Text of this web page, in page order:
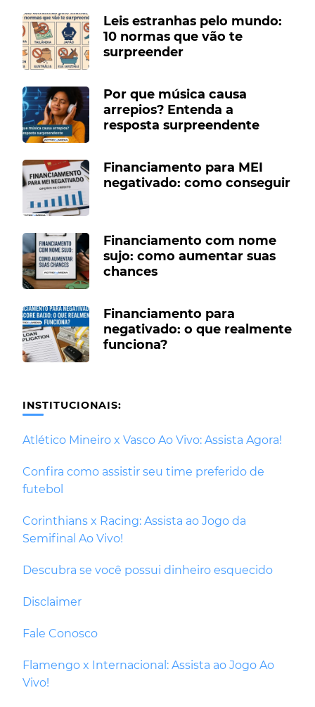
Leis estranhas pelo mundo:
10 normas que vão te
surpreender
Por que música causa
arrepios? Entenda a
resposta surpreendente
Financiamento para MEI
negativado: como conseguir
Financiamento com nome
sujo: como aumentar suas
chances
Financiamento para
negativado: o que realmente
funciona?
INSTITUCIONAIS:
Atlético Mineiro x Vasco Ao Vivo: Assista Agora!
Confira como assistir seu time preferido de
futebol
Corinthians x Racing: Assista ao Jogo da
Semifinal Ao Vivo!
Descubra se você possui dinheiro esquecido
Disclaimer
Fale Conosco
Flamengo x Internacional: Assista ao Jogo Ao
Vivo!